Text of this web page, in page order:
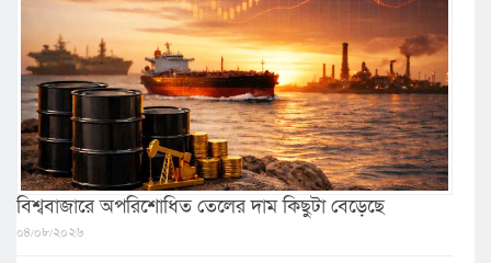
বিশ্ববাজারে অপরিশোধিত তেলের দাম কিছুটা বেড়েছে
০৪/০৮/২০২৬